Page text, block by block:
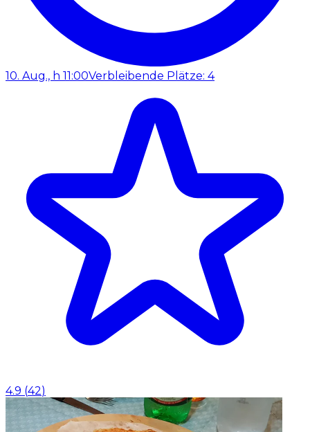
10. Aug., h 11:00Verbleibende Plätze: 4
4.9 (42)